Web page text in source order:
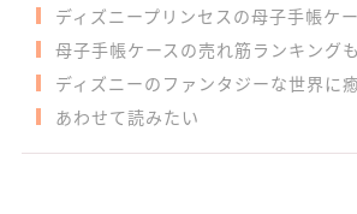
ディズニープリンセスの母子手帳ケ
母子手帳ケースの売れ筋ランキング
ディズニーのファンタジーな世界に
あわせて読みたい